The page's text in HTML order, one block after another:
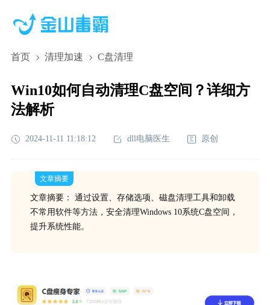
首页 清理加速 C盘清理
Win10如何自动清理C盘空间？详细方
法解析
2024-11-11 11:18:12 dll电脑医生 原创
文章摘要
文章摘要： 通过设置、存储选项、磁盘清理工具和卸载
不常用软件等方法，安全清理Windows 10系统C盘空间，
提升系统性能。